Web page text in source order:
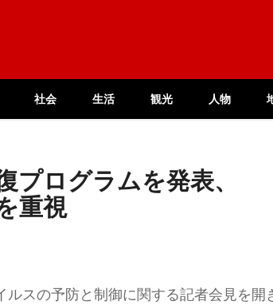
社会 生活 観光 人物
プログラムを発表、
重視
スの予防と制御に関する記者会見を開